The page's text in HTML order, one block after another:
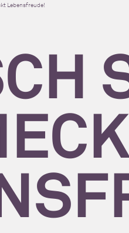
Lebensfreude!